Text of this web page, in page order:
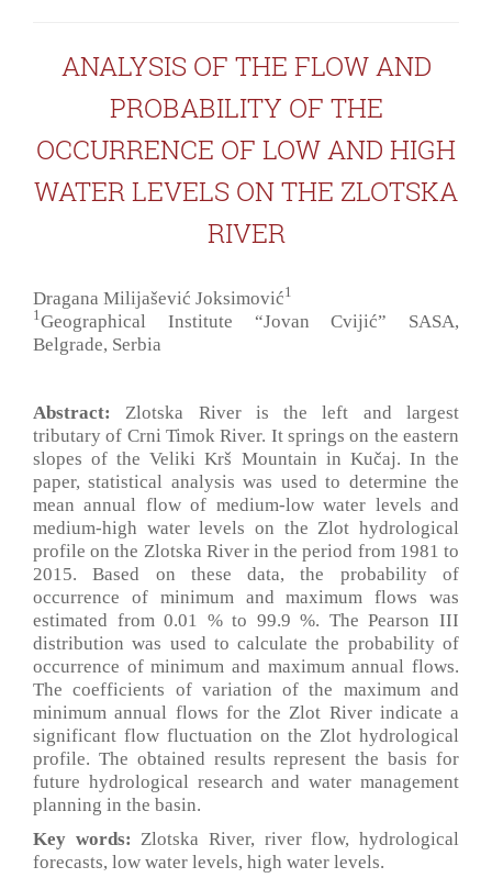
ANALYSIS OF THE FLOW AND
PROBABILITY OF THE
OCCURRENCE OF LOW AND HIGH
WATER LEVELS ON THE ZLOTSKA
RIVER
Dragana Milijašević Joksimović1
1Geographical Institute “Jovan Cvijić” SASA,
Belgrade, Serbia
Abstract:
Zlotska River is the left and largest
tributary of Crni Timok River. It springs on the eastern
slopes of the Veliki Krš Mountain in Kučaj. In the
paper, statistical analysis was used to determine the
mean annual flow of medium-low water levels and
medium-high water levels on the Zlot hydrological
profile on the Zlotska River in the period from 1981 to
2015. Based on these data, the probability of
occurrence of minimum and maximum flows was
estimated from 0.01 % to 99.9 %. The Pearson III
distribution was used to calculate the probability of
occurrence of minimum and maximum annual flows.
The coefficients of variation of the maximum and
minimum annual flows for the Zlot River indicate a
significant flow fluctuation on the Zlot hydrological
profile. The obtained results represent the basis for
future hydrological research and water management
planning in the basin.
Key words: Zlotska River, river flow, hydrological
forecasts, low water levels, high water levels.